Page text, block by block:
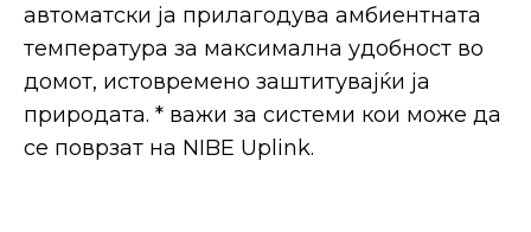
автоматски ја прилагодува амбиентната
температура за максимална удобност во
домот, истовремено заштитувајќи ја
природата. * важи за системи кои може да
се поврзат на NIBE Uplink.